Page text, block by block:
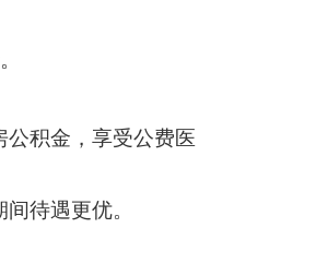
公积金，享受公费医
待遇更优。